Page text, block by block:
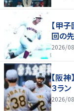
【甲
回の
2026/
【阪
３ラ
2026/